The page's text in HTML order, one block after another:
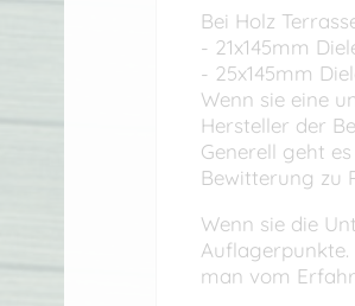
Bei Holz
- 21x145mm
- 25x145mm
Wenn sie eine
Hersteller der
Generell geht
Bewitterung zu
Wenn sie die
man vom